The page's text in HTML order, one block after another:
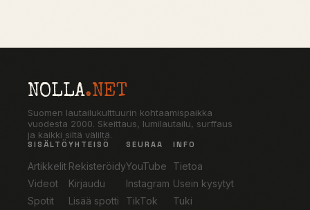
NOLLA.NET
Suomen lautailukulttuurin kohtaamispaikka
vuodesta 2000. Skeittaus, lumilautailu, surffaus
ja kaikki siltä väliltä.
SISÄLTÖ
Artikkelit
Videot
Spotit
YHTEISÖ
Rekisteröidy
Kirjaudu
Lisää spotti
SEURAA
YouTube
Instagram
TikTok
INFO
Tietoa
Usein kysytyt
Tuki